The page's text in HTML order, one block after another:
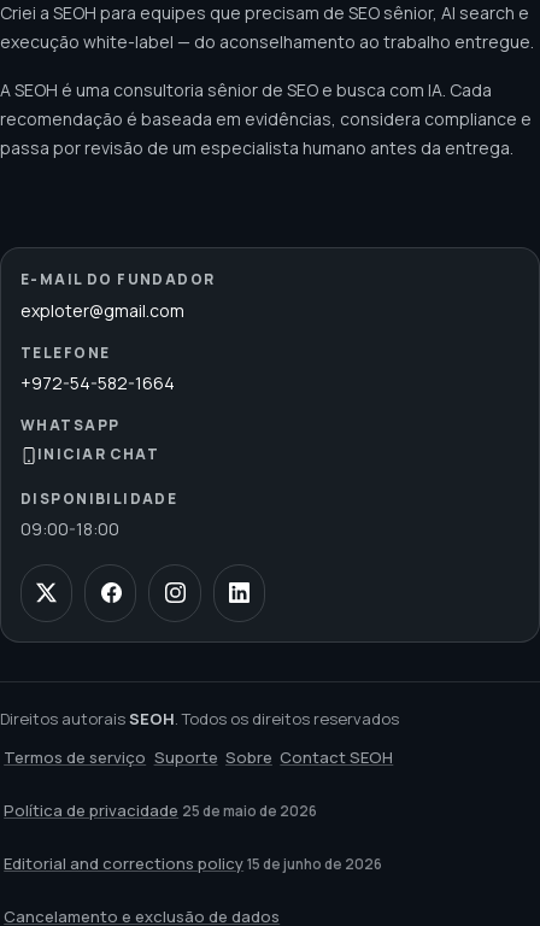
Criei a SEOH para equipes que precisam de SEO sênior, AI search e
execução white-label — do aconselhamento ao trabalho entregue.
A SEOH é uma consultoria sênior de SEO e busca com IA. Cada
recomendação é baseada em evidências, considera compliance e
passa por revisão de um especialista humano antes da entrega.
E-MAIL DO FUNDADOR
exploter@gmail.com
TELEFONE
+972-54-582-1664
WHATSAPP
INICIAR CHAT
DISPONIBILIDADE
09:00-18:00
Direitos autoraisSEOH. Todos os direitos reservados
Termos de serviço Suporte Sobre Contact SEOH
Política de privacidade 25 de maio de 2026
Editorial and corrections policy 15 de junho de 2026
Cancelamento e exclusão de dados